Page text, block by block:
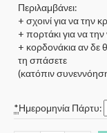
Περιλαμβάνει:
+ σχοινί για να την
+ πορτάκι για να την
+ κορδονάκια αν δε
τη σπάσετε
(κατόπιν
*Ημερομηνία Πάρτυ: